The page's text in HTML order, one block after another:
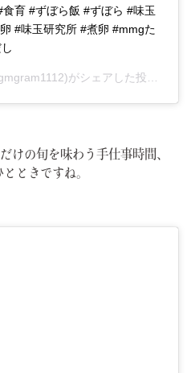
育 #ずぼら飯 #ずぼら #味玉
#味玉研究所 #煮卵 #mmgた
がシェアした投稿 –
けの旬を味わう手仕事時間、
ときですね。